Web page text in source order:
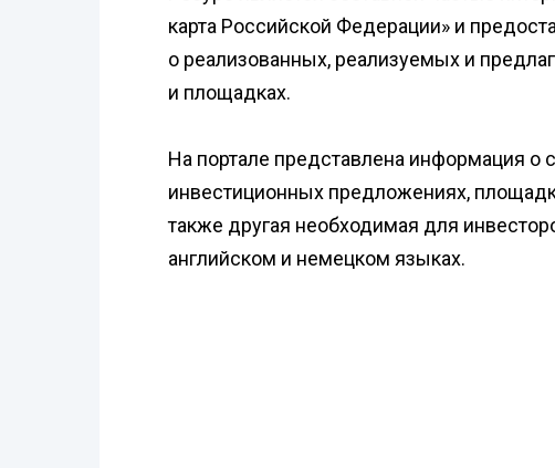
карта Российской Федерации» и
о реализованных, реализуемых и
и площадках.
На портале представлена информация о
инвестиционных предложениях,
также другая необходимая для
английском и немецком языках.